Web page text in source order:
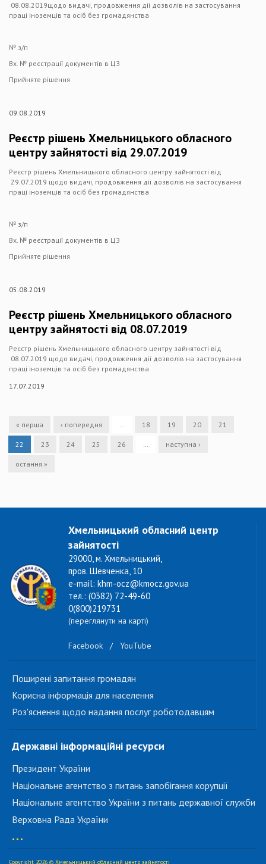
08.08.2019щодо видачі, продовження дії дозволів на застосування
праці іноземців та осіб без громадянства
№ з/п
Вх. № реєстрації документів в ЦЗ
Прийняте рішення
09.08.2019
Реєстр рішень Хмельницького обласного
центру зайнятості від 29.07.2019
Реєстр рішень Хмельницького обласного центру зайнятості від
29.07.2019 щодо видачі, продовження дії дозволів на застосування
праці іноземців та осіб без громадянства
№ з/п
Вх. № реєстрації документів в ЦЗ
Прийняте рішення
05.08.2019
Реєстр рішень Хмельницького обласного
центру зайнятості від 08.07.2019
Реєстр рішень Хмельницького обласного центру зайнятості від
08.07.2019 щодо видачі, продовження дії дозволів на застосування
праці іноземців та осіб без громадянства
17.07.2019
« перша ‹ попередня … 18 19 20 21
22 23 24 25 26 … наступна ›
остання »
Хмельницький обласний центр
зайнятості
29000, м. Хмельницький,
пров. Шевченка, 10
e-mail: khm-ocz@kmocz.gov.ua
тел.: (0382) 72-49-60
0(800)219731
(переглянути на карті)
Facebook / YouTube
Поширені запитання громадян
Корисна інформація для населення
Роз'яснення щодо надання послуг роботодавцям
Державні інформаційні ресурси
Президент України
Національне агентство з питань запобігання корупції
Національне агентство України з питань державної служби
Верховна Рада України
...
Copyright 2026 © Хмельницький обласний центр зайнятості